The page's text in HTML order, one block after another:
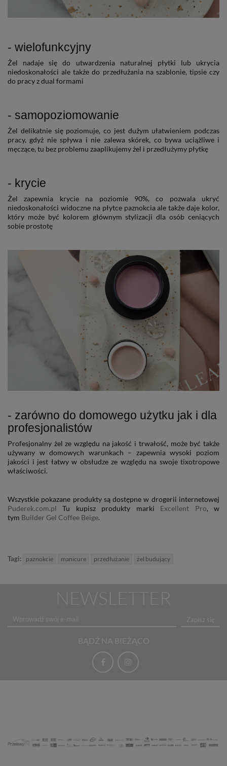
- wielofunkcyjny
Żel nadaje się do utwardzenia naturalnej płytki lub ukrycia
niedoskonałości ale także do przedłużania na szablonie, tipsie czy
do pracy z dual formami
- samopoziomowanie
Żel delikatnie się poziomuje, co jest dużym ułatwieniem podczas
pracy, gdyż nie spływa i nie zalewa skórek, co bywa uciążliwe i
męczące, tu bez problemu zaaplikujemy żel i przedłużymy płytkę
- krycie
Żel zapewnia krycie na poziomie 90%, co pozwala ukryć
niedoskonałości widoczne na płytce paznokcia ale także daje kolor,
który może być kolorem głównym stylizacji dla osób ceniących
sobie prostotę
- zarówno do domowego użytku jak i dla
profesjonalistów
Profesjonalny żel ze względu na jakość i trwałość, może być także
używany w domowych warunkach – zapewnia wysoki poziom
jakości i jest łatwy w obsłudze ze względu na swoje tixotropowe
właściwości.
Wszystkie pokazane produkty są dostępne w drogerii internetowej
Puderek.com.pl Tu kupisz produkty marki Excellent Pro, w
tym Builder Gel Coffee Beige.
Tagi: paznokcie manicure przedłużanie żel budujący
NEWSLETTER
Zapisz się
BĄDŹ NA BIEŻĄCO